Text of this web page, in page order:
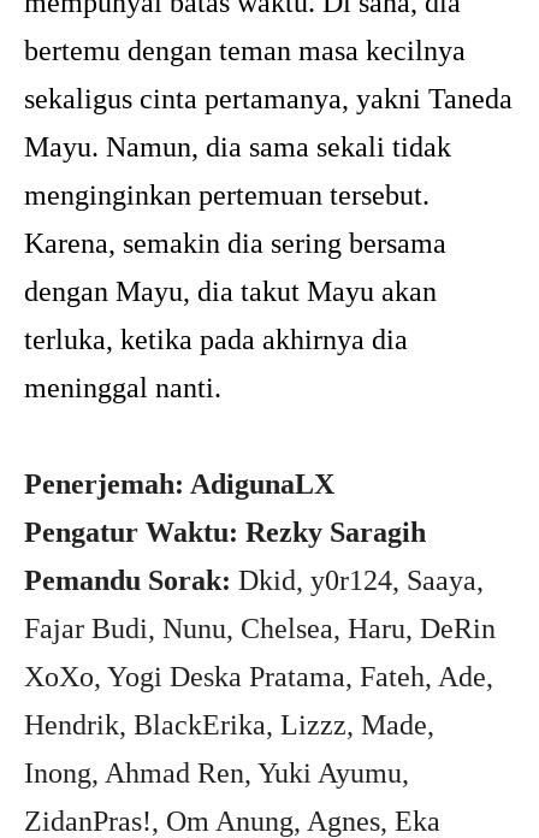
bertemu dengan teman masa kecilnya
sekaligus cinta pertamanya, yakni Taneda
Mayu. Namun, dia sama sekali tidak
menginginkan pertemuan tersebut.
Karena, semakin dia sering bersama
dengan Mayu, dia takut Mayu akan
terluka, ketika pada akhirnya dia
meninggal nanti.
Penerjemah: AdigunaLX
Pengatur Waktu: Rezky Saragih
Pemandu Sorak: Dkid, y0r124, Saaya,
Fajar Budi, Nunu, Chelsea, Haru, DeRin
XoXo, Yogi Deska Pratama, Fateh, Ade,
Hendrik, BlackErika, Lizzz, Made,
Inong, Ahmad Ren, Yuki Ayumu,
ZidanPras!, Om Anung, Agnes, Eka